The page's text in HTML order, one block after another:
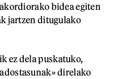
bidea egiten
jartzen ditugulako
ez dela puskatuko,
direlako